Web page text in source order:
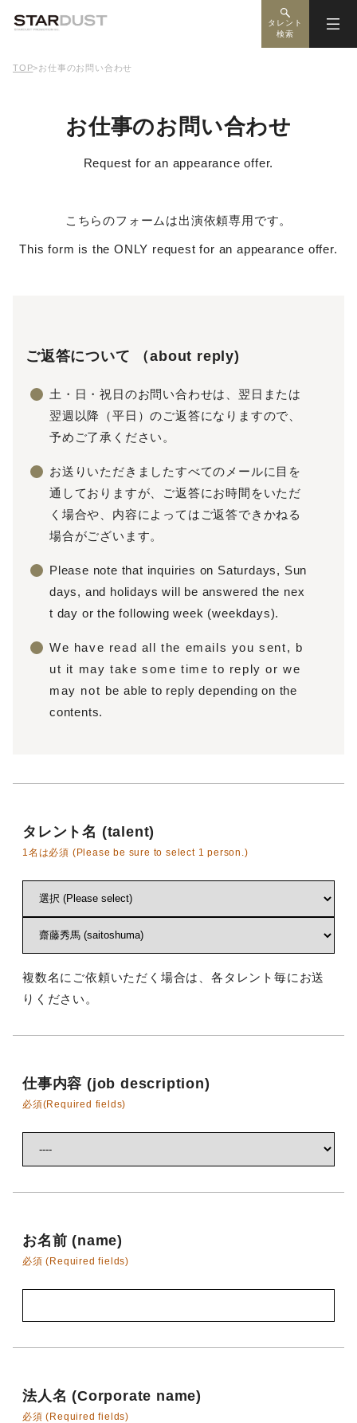
タレント
検索
TOP>お仕事のお問い合わせ
お仕事のお問い合わせ
Request for an appearance offer.
こちらのフォームは出演依頼専用です。
This form is the ONLY request for an appearance offer.
ご返答について （about reply)
土・日・祝日のお問い合わせは、翌日または
翌週以降（平日）のご返答になりますので、
予めご了承ください。
お送りいただきましたすべてのメールに目を
通しておりますが、ご返答にお時間をいただ
く場合や、内容によってはご返答できかねる
場合がございます。
Please note that inquiries on Saturdays, Sun
days, and holidays will be answered the nex
t day or the following week (weekdays).
We have read all the emails you sent, b
ut it may take some time to reply or we
may not be able to reply depending on the
contents.
タレント名 (talent)
1名は必須 (Please be sure to select 1 person.)
複数名にご依頼いただく場合は、各タレント毎にお送
りください。
仕事内容 (job description)
必須(Required fields)
お名前 (name)
必須 (Required fields)
法人名 (Corporate name)
必須 (Required fields)